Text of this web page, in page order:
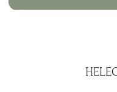
сеансе для глубокой